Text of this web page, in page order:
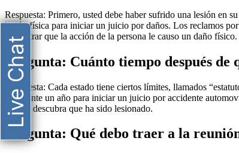
Respuesta: Primero, usted debe haber sufrido una lesión en
lesión física para iniciar un juicio por daños. Los reclamos
demostrar que la acción de la persona le causo un daño
Pregunta: Cuánto tiempo después
Respuesta: Cada estado tiene ciertos límites, llamados
solamente un año para iniciar un juicio por accidente
sufra o descubra que ha sido lesionado.
Pregunta: Qué debo traer a la
Live Chat